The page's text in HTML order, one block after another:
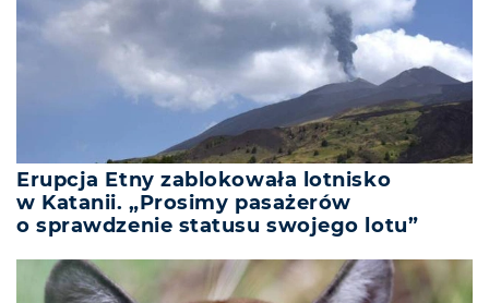
Erupcja Etny zablokowała lotnisko
w Katanii. „Prosimy pasażerów
o sprawdzenie statusu swojego lotu”